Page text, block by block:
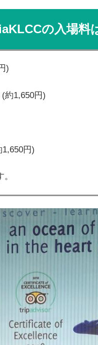
の入場料
)
約1,650円)
円)